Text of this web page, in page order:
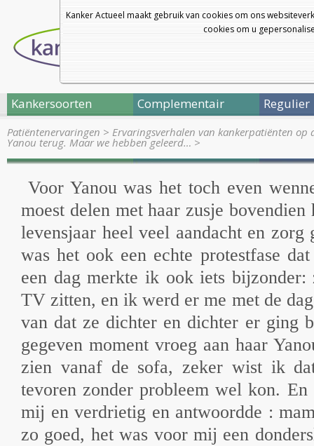
Kanker Actueel maakt gebruik van cookies om ons
cookies om u
Kankersoorten Complementair Regulier
Patiëntenervaringen > Ervaringsverhalen van kankerpatiënten op
Yanou terug. Maar we hebben geleerd… >
Voor Yanou was het toch even
moest delen met haar zusje bovendien
levensjaar heel veel aandacht en zorg
was het ook een echte protestfase
een dag merkte ik ook iets
TV zitten, en ik werd er me met de
van dat ze dichter en dichter er ging
gegeven moment vroeg aan haar
zien vanaf de sofa, zeker wist ik
tevoren zonder probleem wel kon.
mij en verdrietig en antwoordde :
zo goed, het was voor mij een